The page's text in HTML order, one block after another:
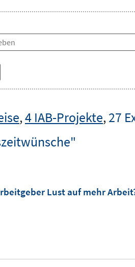
,4 IAB-Projekte,27
Lust auf mehr